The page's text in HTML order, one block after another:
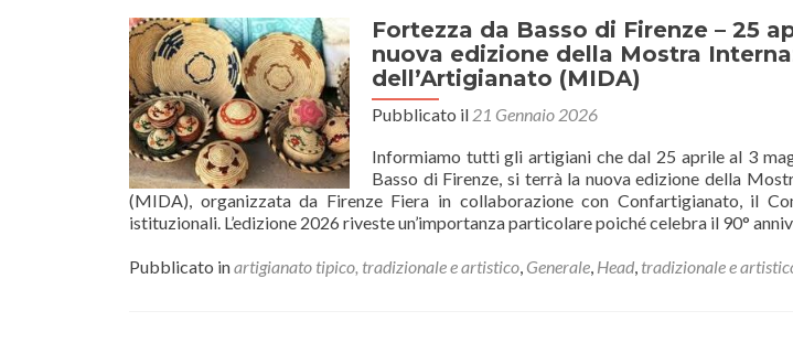
Fortezza da Basso di Firenze – 25
nuova edizione della Mostra
dell’Artigianato (MIDA)
Pubblicato il 21 Gennaio 2026
Informiamo tutti gli artigiani che dal 25 aprile al 3
Basso di Firenze, si terrà la nuova edizione della
(MIDA), organizzata da Firenze Fiera in collaborazione con Confartigianato, il
istituzionali. L’edizione 2026 riveste un’importanza particolare poiché celebra il 90°
Pubblicato inartigianato tipico, tradizionale e artistico, Generale, Head, tradizionale e
Navigazione
articoli